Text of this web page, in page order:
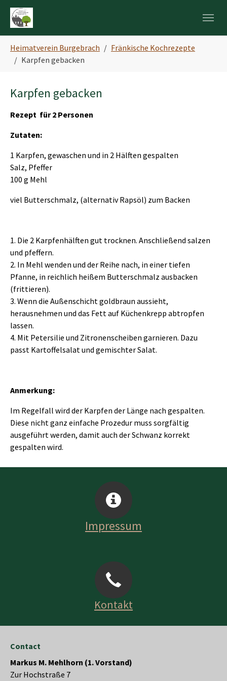
Skip to main navigation
Zum Hauptinhalt springen
Skip to page footer
Heimatverein Burgebrach
Fränkische Kochrezepte
Karpfen gebacken
Karpfen gebacken
Rezept für 2 Personen
Zutaten:
1 Karpfen, gewaschen und in 2 Hälften gespalten
Salz, Pfeffer
100 g Mehl
viel Butterschmalz, (alternativ Rapsöl) zum Backen
1. Die 2 Karpfenhälften gut trocknen. Anschließend salzen
und pfeffern.
2. In Mehl wenden und der Reihe nach, in einer tiefen
Pfanne, in reichlich heißem Butterschmalz ausbacken
(frittieren).
3. Wenn die Außenschicht goldbraun aussieht,
herausnehmen und das Fett auf Küchenkrepp abtropfen
lassen.
4. Mit Petersilie und Zitronenscheiben garnieren. Dazu
passt Kartoffelsalat und gemischter Salat.
Anmerkung:
Im Regelfall wird der Karpfen der Länge nach gespalten.
Diese nicht ganz einfache Prozedur muss sorgfältig
ausgeführt werden, damit auch der Schwanz korrekt
gespalten wird.
Impressum
Kontakt
Contact
Markus M. Mehlhorn (1. Vorstand)
Zur Hochstraße 7